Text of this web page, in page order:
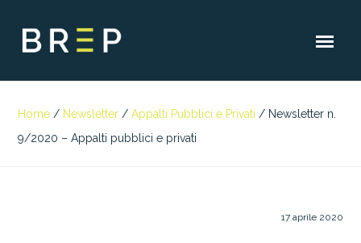
Home / Newsletter / Appalti Pubblici e Privati / Newsletter n.
9/2020 – Appalti pubblici e privati
17 aprile 2020